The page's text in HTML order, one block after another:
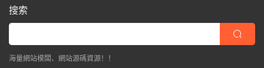
搜索
海量網站模闆、網站源碼資源！！